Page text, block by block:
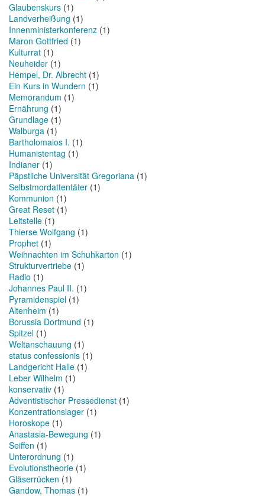
Glaubenskurs (1)
Landverheißung (1)
Innenministerkonferenz (1)
Maron Gottfried (1)
Kulturrat (1)
Neuheider (1)
Hempel, Dr. Albrecht (1)
Ein Kurs in Wundern (1)
Memorandum (1)
Ernährung (1)
Grundlage (1)
Walburga (1)
Bartholomaios I. (1)
Humanistentag (1)
Indianer (1)
Päpstliche Universität Gregoriana (1)
Selbstmordattentäter (1)
Kommunion (1)
Great Reset (1)
Leitstelle (1)
Thierse Wolfgang (1)
Prophet (1)
Weihnachten im Schuhkarton (1)
Strukturvertriebe (1)
Radio (1)
Johannes Paul II. (1)
Pyramidenspiel (1)
Altenheim (1)
Borussia Dortmund (1)
Spitzel (1)
Weltanschauung (1)
status confessionis (1)
Landgericht Halle (1)
Leber Wilhelm (1)
konservativ (1)
Adventistischer Pressedienst (1)
Konzentrationslager (1)
Horoskope (1)
Anastasia-Bewegung (1)
Seiffen (1)
Unterordnung (1)
Evolutionstheorie (1)
Gläserrücken (1)
Gandow, Thomas (1)